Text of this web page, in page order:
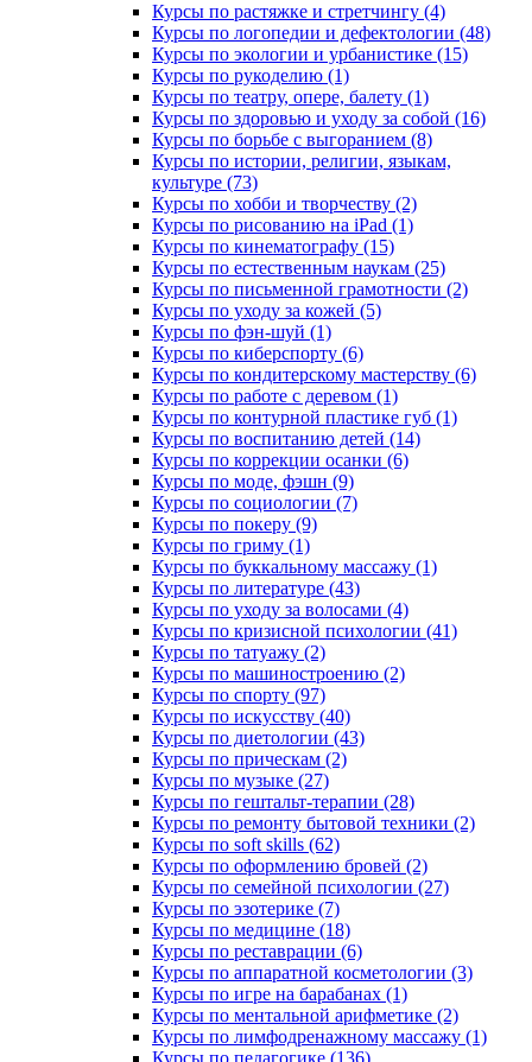
Курсы по растяжке и стретчингу (4)
Курсы по логопедии и дефектологии (48)
Курсы по экологии и урбанистике (15)
Курсы по рукоделию (1)
Курсы по театру, опере, балету (1)
Курсы по здоровью и уходу за собой (16)
Курсы по борьбе с выгоранием (8)
Курсы по истории, религии, языкам,
культуре (73)
Курсы по хобби и творчеству (2)
Курсы по рисованию на iPad (1)
Курсы по кинематографу (15)
Курсы по естественным наукам (25)
Курсы по письменной грамотности (2)
Курсы по уходу за кожей (5)
Курсы по фэн-шуй (1)
Курсы по киберспорту (6)
Курсы по кондитерскому мастерству (6)
Курсы по работе с деревом (1)
Курсы по контурной пластике губ (1)
Курсы по воспитанию детей (14)
Курсы по коррекции осанки (6)
Курсы по моде, фэшн (9)
Курсы по социологии (7)
Курсы по покеру (9)
Курсы по гриму (1)
Курсы по буккальному массажу (1)
Курсы по литературе (43)
Курсы по уходу за волосами (4)
Курсы по кризисной психологии (41)
Курсы по татуажу (2)
Курсы по машиностроению (2)
Курсы по спорту (97)
Курсы по искусству (40)
Курсы по диетологии (43)
Курсы по прическам (2)
Курсы по музыке (27)
Курсы по гештальт-терапии (28)
Курсы по ремонту бытовой техники (2)
Курсы по soft skills (62)
Курсы по оформлению бровей (2)
Курсы по семейной психологии (27)
Курсы по эзотерике (7)
Курсы по медицине (18)
Курсы по реставрации (6)
Курсы по аппаратной косметологии (3)
Курсы по игре на барабанах (1)
Курсы по ментальной арифметике (2)
Курсы по лимфодренажному массажу (1)